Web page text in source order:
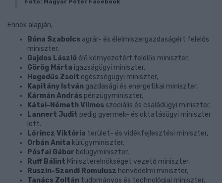
Ennek alapján,
Bóna Szabolcs agrár- és élelmiszergazdaságért felelős
miniszter,
Gajdos László élő környezetért felelős miniszter,
Görög Márta igazságügyi miniszter,
Hegedűs Zsolt egészségügyi miniszter,
Kapitány István gazdasági és energetikai miniszter,
Kármán András pénzügyminiszter,
Kátai-Németh Vilmos szociális és családügyi miniszter,
Lannert Judit pedig gyermek- és oktatásügyi miniszter
lett.
Lőrincz Viktória terület- és vidékfejlesztési miniszter,
Orbán Anita külügyminiszter,
Pósfai Gábor belügyminiszter,
Ruff Bálint Miniszterelnökséget vezető miniszter,
Ruszin-Szendi Romulusz honvédelmi miniszter,
Tanács Zoltán tudományos és technológiai miniszter,